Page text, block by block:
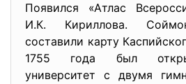
Появился «Атлас
И.К. Кириллова.
составили карту
1755 года был
университет с двумя